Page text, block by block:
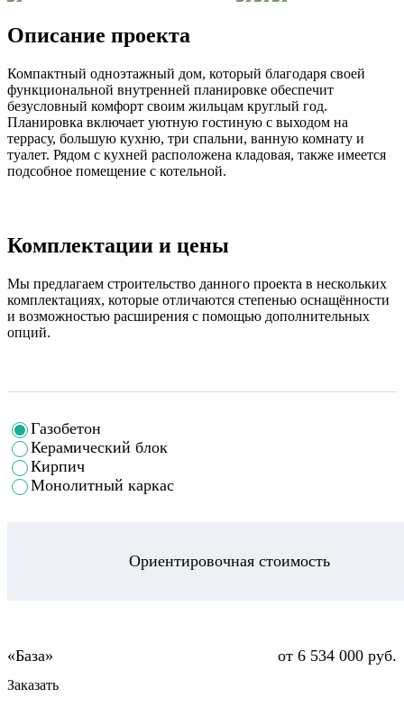
Описание проекта
Компактный одноэтажный дом, который благодаря своей
функциональной внутренней планировке обеспечит
безусловный комфорт своим жильцам круглый год.
Планировка включает уютную гостиную с выходом на
террасу, большую кухню, три спальни, ванную комнату и
туалет. Рядом с кухней расположена кладовая, также имеется
подсобное помещение с котельной.
Комплектации и цены
Мы предлагаем строительство данного проекта в нескольких
комплектациях, которые отличаются степенью оснащённости
и возможностью расширения с помощью дополнительных
опций.
Газобетон
Керамический блок
Кирпич
Монолитный каркас
Ориентировочная стоимость
от 6 534 000 руб.
Заказать